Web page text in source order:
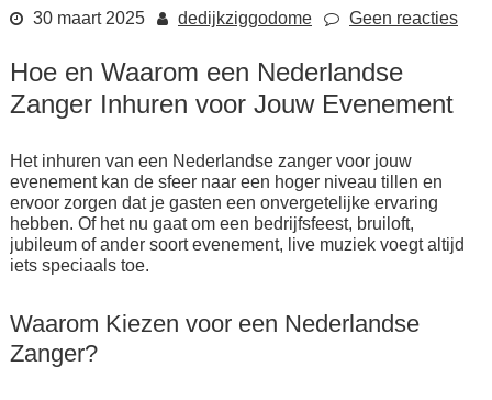
30 maart 2025 dedijkziggodome Geen reacties
Hoe en Waarom een Nederlandse
Zanger Inhuren voor Jouw Evenement
Het inhuren van een Nederlandse zanger voor jouw
evenement kan de sfeer naar een hoger niveau tillen en
ervoor zorgen dat je gasten een onvergetelijke ervaring
hebben. Of het nu gaat om een bedrijfsfeest, bruiloft,
jubileum of ander soort evenement, live muziek voegt altijd
iets speciaals toe.
Waarom Kiezen voor een Nederlandse
Zanger?